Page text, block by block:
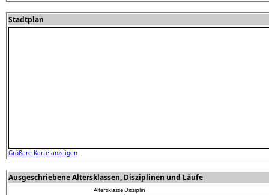
Stadtplan
Größere Karte anzeigen
Ausgeschriebene Altersklassen, Disziplinen und Läufe
AltersklasseDisziplin